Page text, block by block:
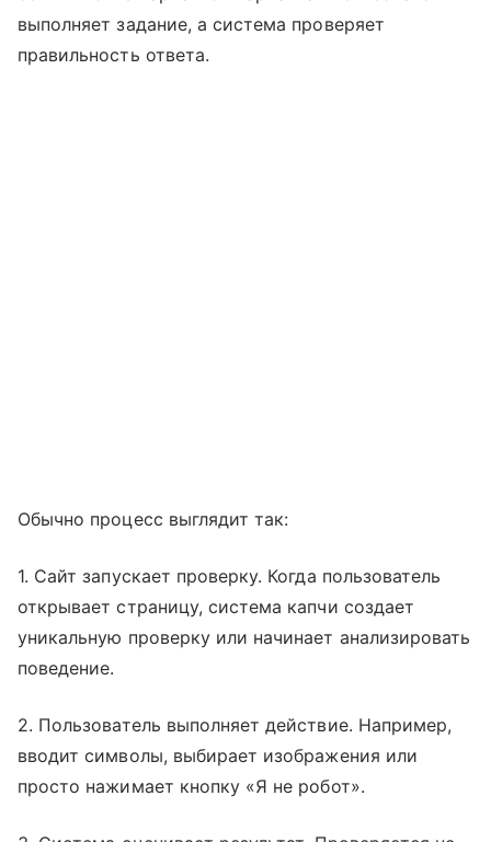
выполняет задание, а система проверяет
правильность ответа.
Обычно процесс выглядит так:
1. Сайт запускает проверку. Когда пользователь
открывает страницу, система капчи создает
уникальную проверку или начинает анализировать
поведение.
2. Пользователь выполняет действие. Например,
вводит символы, выбирает изображения или
просто нажимает кнопку «Я не робот».